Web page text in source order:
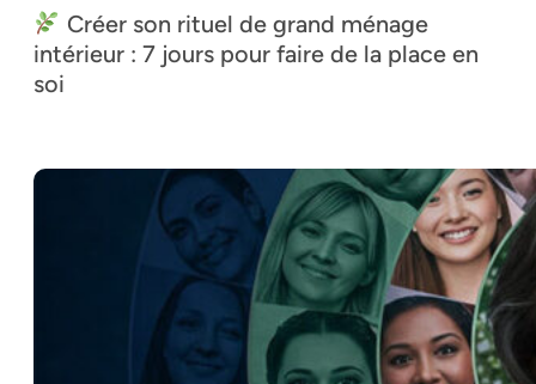
Créer son rituel de grand ménage
intérieur : 7 jours pour faire de la place en
soi